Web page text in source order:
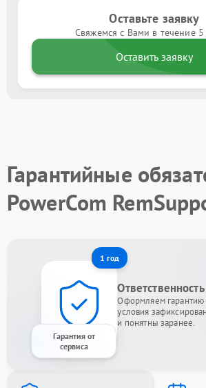
Оставьте заявку
Свяжемся с Вами в течение
Оставить заявку
Гарантийные
PowerCom
1 год
Гарантия от
сервиса
Оформляем гарантию
условия
и понятны заранее.